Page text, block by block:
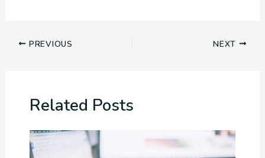
PREVIOUS NEXT
Related Posts